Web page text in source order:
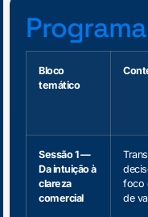
Bloco
temático
Sessão 1 —
Da intuição à
clareza
comercial
foco
de